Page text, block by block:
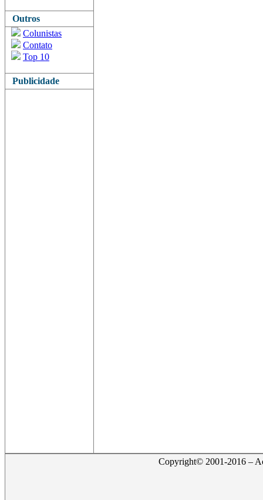
Outros
Colunistas
Contato
Top 10
Publicidade
Copyright© 2001-2016 –